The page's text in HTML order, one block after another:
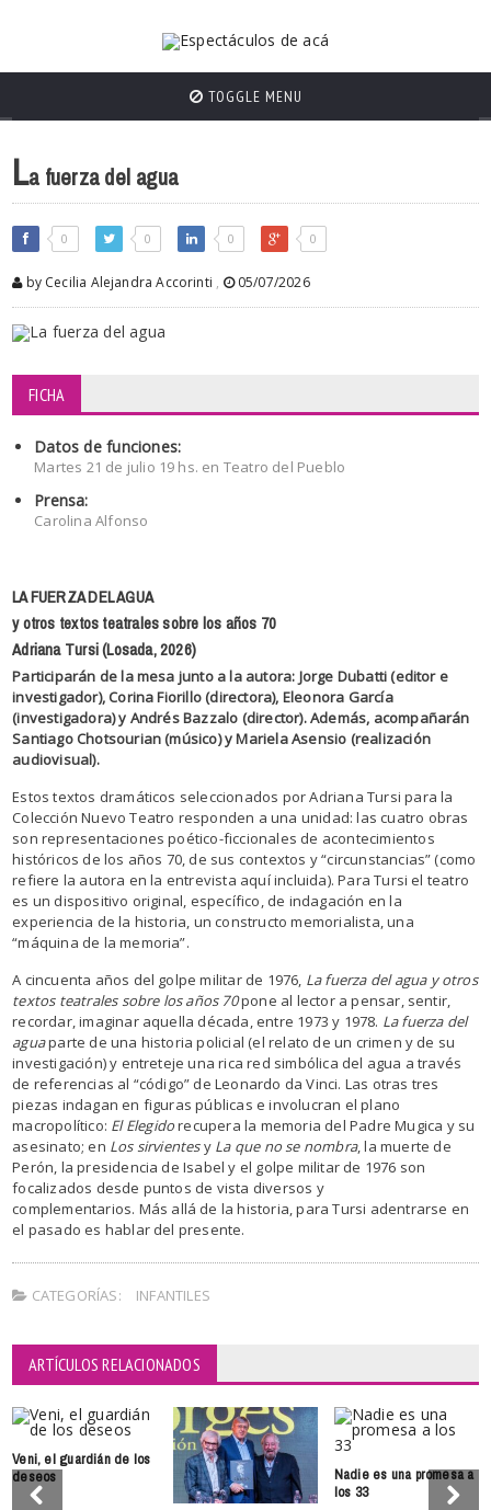
TOGGLE MENU
La fuerza del agua
0 0 0 0
by Cecilia Alejandra Accorinti , 05/07/2026
FICHA
Datos de funciones:
Martes 21 de julio 19 hs. en Teatro del Pueblo
Prensa:
Carolina Alfonso
LA FUERZA DEL AGUA
y otros textos teatrales sobre los años 70
Adriana Tursi(Losada, 2026)
Participarán de la mesa junto a la autora: Jorge Dubatti (editor e
investigador), Corina Fiorillo (directora), Eleonora García
(investigadora) y Andrés Bazzalo (director).Además, acompañarán
Santiago Chotsourian (músico) y Mariela Asensio (realización
audiovisual).
Estos textos dramáticos seleccionados por Adriana Tursi para la
Colección Nuevo Teatro responden a una unidad: las cuatro obras
son representaciones poético-ficcionales de acontecimientos
históricos de los años 70, de sus contextos y “circunstancias” (como
refiere la autora en la entrevista aquí incluida).Para Tursi el teatro
es un dispositivo original, específico, de indagación en la
experiencia de la historia, un constructo memorialista, una
“máquina de la memoria”.
A cincuenta años del golpe militar de 1976, La fuerza del agua y otros
textos teatrales sobre los años 70pone al lector a pensar, sentir,
recordar, imaginar aquella década, entre 1973 y 1978. La fuerza del
aguaparte de una historia policial (el relato de un crimen y de su
investigación) y entreteje una ricared simbólica del agua a través
de referencias al “código” de Leonardo da Vinci. Las otras tres
piezas indagan en figuras públicas e involucran el plano
macropolítico: El Elegidorecupera la memoria del Padre Mugica y su
asesinato; en Los sirvientesy La que no se nombra, la muerte de
Perón, la presidencia de Isabel y el golpe militar de 1976 son
focalizados desde puntos de vista diversos y
complementarios. Más allá de la historia, para Tursi adentrarse en
el pasado es hablar del presente.
CATEGORÍAS: INFANTILES
ARTÍCULOS RELACIONADOS
Veni, el guardián de los
deseos
Nadie es una promesa a
los 33